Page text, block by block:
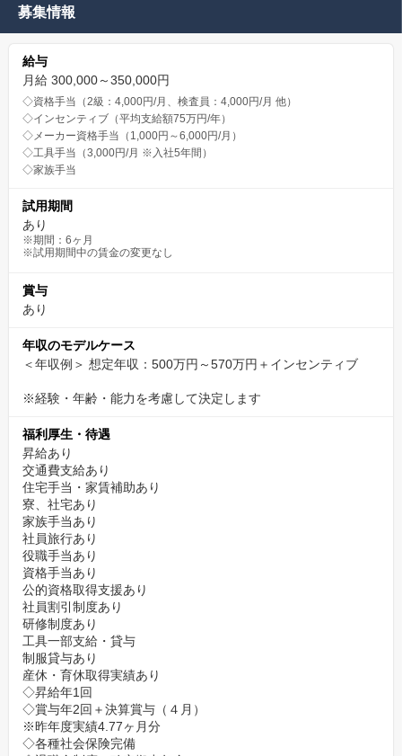
※URLをコピー＆ペーストしてご予約ください。
（「応募する」ボタンからのエントリーも、もちろん大歓迎で
す！）
募集情報
給与
月給 300,000～350,000円
◇資格手当（2級：4,000円/月、検査員：4,000円/月 他）
◇インセンティブ（平均支給額75万円/年）
◇メーカー資格手当（1,000円～6,000円/月）
◇工具手当（3,000円/月 ※入社5年間）
◇家族手当
試用期間
あり
※期間：6ヶ月
※試用期間中の賃金の変更なし
賞与
あり
年収のモデルケース
＜年収例＞ 想定年収：500万円～570万円＋インセンティブ
※経験・年齢・能力を考慮して決定します
福利厚生・待遇
昇給あり
交通費支給あり
住宅手当・家賃補助あり
寮、社宅あり
家族手当あり
社員旅行あり
役職手当あり
資格手当あり
公的資格取得支援あり
社員割引制度あり
研修制度あり
工具一部支給・貸与
制服貸与あり
産休・育休取得実績あり
◇昇給年1回
◇賞与年2回＋決算賞与（４月）
※昨年度実績4.77ヶ月分
◇各種社会保険完備